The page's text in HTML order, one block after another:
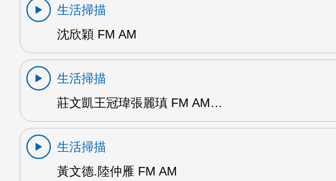
生活掃描
沈欣穎 FM AM
生活掃描
莊文凱王冠瑋張麗瑱 FM AM…
生活掃描
黃文德.陸仲雁 FM AM